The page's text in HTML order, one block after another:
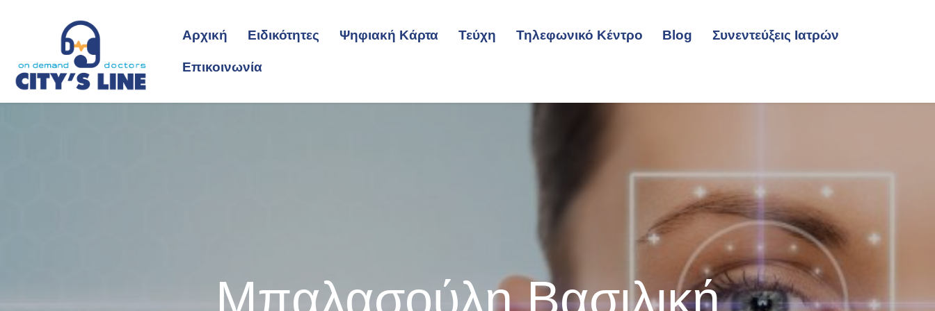
Αρχική Ειδικότητες Ψηφιακή Κάρτα Τεύχη Τηλεφωνικό Κέντρο Blog Συνεντεύξεις Ιατρών
Επικοινωνία
Μπαλασούλη Βασιλική